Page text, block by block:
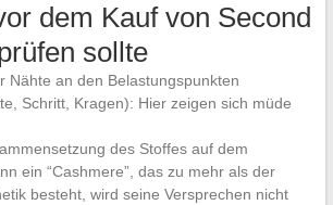
dem Kauf von Second
sollte
Nähte an den Belastungspunkten
Schritt, Kragen): Hier zeigen sich müde
des Stoffes auf dem
ein “Cashmere”, das zu mehr als der
besteht, wird seine Versprechen nicht